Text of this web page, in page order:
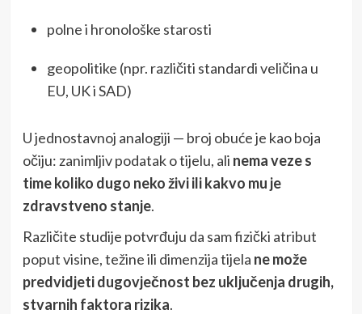
polne i hronološke starosti
geopolitike (npr. različiti standardi veličina u
EU, UK i SAD)
U jednostavnoj analogiji — broj obuće je kao boja
očiju: zanimljiv podatak o tijelu, ali nema veze s
time koliko dugo neko živi ili kakvo mu je
zdravstveno stanje.
Različite studije potvrđuju da sam fizički atribut
poput visine, težine ili dimenzija tijela ne može
predvidjeti dugovječnost bez uključenja drugih,
stvarnih faktora rizika.